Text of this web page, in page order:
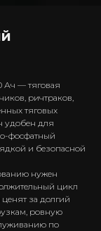
Ач — тяговая
ричтраков,
тяговых
удобен для
фосфатный
и безопасной
нужен
цикл
за долгий
ровную
по